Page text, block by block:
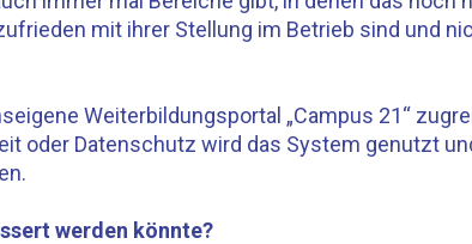
mit ihrer Stellung im Betrieb sind und
Weiterbildungsportal „Campus 21“
Datenschutz wird das System genutzt
werden könnte?